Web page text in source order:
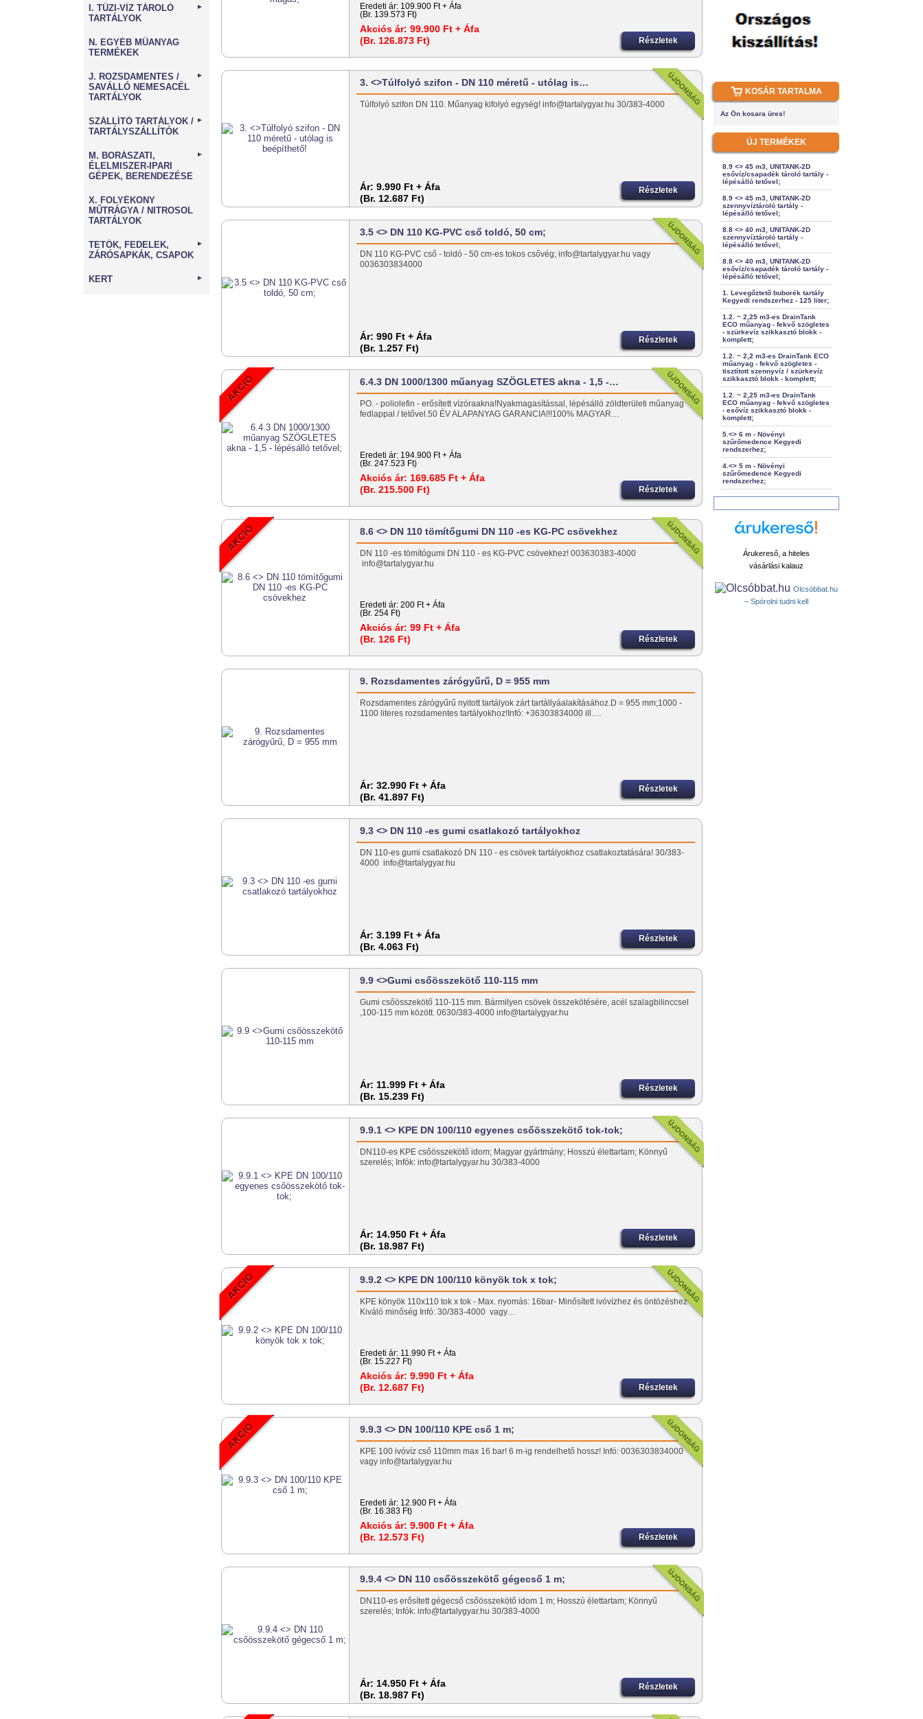
I. TŰZI-VÍZ TÁROLÓ
TARTÁLYOK
►
N. EGYÉB MŰANYAG
TERMÉKEK
J. ROZSDAMENTES /
SAVÁLLÓ NEMESACÉL
TARTÁLYOK
►
SZÁLLÍTÓ TARTÁLYOK /
TARTÁLYSZÁLLÍTÓK
►
M. BORÁSZATI,
ÉLELMISZER-IPARI
GÉPEK, BERENDEZÉSE
►
X. FOLYÉKONY
MŰTRÁGYA / NITROSOL
TARTÁLYOK
TETŐK, FEDELEK,
ZÁRÓSAPKÁK, CSAPOK
►
KERT ►
Eredeti ár: 109.900 Ft + Áfa
(Br. 139.573 Ft)
Akciós ár: 99.900 Ft + Áfa
(Br. 126.873 Ft)
Részletek
3. <>Túlfolyó szifon - DN 110 méretű - utólag is…
Túlfolyó szifon DN 110. Műanyag kifolyó egység! info@tartalygyar.hu 30/383-4000
Ár: 9.990 Ft + Áfa
(Br. 12.687 Ft)
Részletek
3.5 <> DN 110 KG-PVC cső toldó, 50 cm;
DN 110 KG-PVC cső - toldó - 50 cm-es tokos csővég; info@tartalygyar.hu vagy
0036303834000
Ár: 990 Ft + Áfa
(Br. 1.257 Ft)
Részletek
6.4.3 DN 1000/1300 műanyag SZÖGLETES akna - 1,5 -…
PO. - poliolefin - erősített vízóraakna!Nyakmagasítással, lépésálló zöldterületi műanyag
fedlappal / tetővel.50 ÉV ALAPANYAG GARANCIA!!!100% MAGYAR…
Eredeti ár: 194.900 Ft + Áfa
(Br. 247.523 Ft)
Akciós ár: 169.685 Ft + Áfa
(Br. 215.500 Ft)
Részletek
8.6 <> DN 110 tömítőgumi DN 110 -es KG-PC csövekhez
DN 110 -es tömítógumi DN 110 - es KG-PVC csövekhez! 003630383-4000
info@tartalygyar.hu
Eredeti ár: 200 Ft + Áfa
(Br. 254 Ft)
Akciós ár: 99 Ft + Áfa
(Br. 126 Ft)
Részletek
9. Rozsdamentes zárógyűrű, D = 955 mm
Rozsdamentes zárógyűrű nyitott tartályok zárt tartállyáalakításához.D = 955 mm;1000 -
1100 literes rozsdamentes tartályokhoz!Infó: +36303834000 ill.…
Ár: 32.990 Ft + Áfa
(Br. 41.897 Ft)
Részletek
9.3 <> DN 110 -es gumi csatlakozó tartályokhoz
DN 110-es gumi csatlakozó DN 110 - es csövek tartályokhoz csatlakoztatására! 30/383-
4000 info@tartalygyar.hu
Ár: 3.199 Ft + Áfa
(Br. 4.063 Ft)
Részletek
9.9 <>Gumi csőösszekötő 110-115 mm
Gumi csőösszekötő 110-115 mm. Bármilyen csövek összekötésére, acél szalagbilinccsel
,100-115 mm között. 0630/383-4000 info@tartalygyar.hu
Ár: 11.999 Ft + Áfa
(Br. 15.239 Ft)
Részletek
9.9.1 <> KPE DN 100/110 egyenes csőösszekötő tok-tok;
DN110-es KPE csőösszekötő idom; Magyar gyártmány; Hosszú élettartam; Könnyű
szerelés; Infók: info@tartalygyar.hu 30/383-4000
Ár: 14.950 Ft + Áfa
(Br. 18.987 Ft)
Részletek
9.9.2 <> KPE DN 100/110 könyök tok x tok;
KPE könyök 110x110 tok x tok - Max. nyomás: 16bar- Minősített ivóvízhez és öntözéshez-
Kiváló minőség Infó: 30/383-4000 vagy…
Eredeti ár: 11.990 Ft + Áfa
(Br. 15.227 Ft)
Akciós ár: 9.990 Ft + Áfa
(Br. 12.687 Ft)
Részletek
9.9.3 <> DN 100/110 KPE cső 1 m;
KPE 100 ivóvíz cső 110mm max 16 bar! 6 m-ig rendelhető hossz! Infó: 0036303834000
vagy info@tartalygyar.hu
Eredeti ár: 12.900 Ft + Áfa
(Br. 16.383 Ft)
Akciós ár: 9.900 Ft + Áfa
(Br. 12.573 Ft)
Részletek
9.9.4 <> DN 110 csőösszekötő gégecső 1 m;
DN110-es erősített gégecső csőösszekötő idom 1 m; Hosszú élettartam; Könnyű
szerelés; Infók: info@tartalygyar.hu 30/383-4000
Ár: 14.950 Ft + Áfa
(Br. 18.987 Ft)
Részletek
KOSÁR TARTALMA
Az Ön kosara üres!
ÚJ TERMÉKEK
8.9 <> 45 m3, UNITANK-2D
esővíz/csapadék tároló tartály -
lépésálló tetővel;
8.9 <> 45 m3, UNITANK-2D
szennyvíztároló tartály -
lépésálló tetővel;
8.8 <> 40 m3, UNITANK-2D
szennyvíztároló tartály -
lépésálló tetővel;
8.8 <> 40 m3, UNITANK-2D
esővíz/csapadék tároló tartály -
lépésálló tetővel;
1. Levegőztető buborék tartály
Kegyedi rendszerhez - 125 liter;
1.2. ~ 2,25 m3-es DrainTank
ECO műanyag - fekvő szögletes
- szürkevíz szikkasztó blokk -
komplett;
1.2. ~ 2,2 m3-es DrainTank ECO
műanyag - fekvő szögletes -
tisztított szennyvíz / szürkevíz
szikkasztó blokk - komplett;
1.2. ~ 2,25 m3-es DrainTank
ECO műanyag - fekvő szögletes
- esővíz szikkasztó blokk -
komplett;
5.<> 6 m - Növényi
szűrőmedence Kegyedi
rendszerhez;
4.<> 5 m - Növényi
szűrőmedence Kegyedi
rendszerhez;
Árukereső, a hiteles
vásárlási kalauz
Olcsóbbat.hu
– Spórolni tudni kell